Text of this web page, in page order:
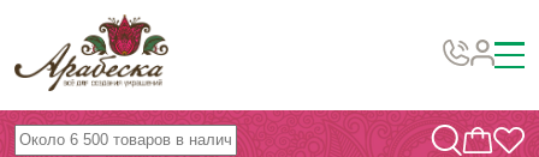
Бусины, подвески, декор